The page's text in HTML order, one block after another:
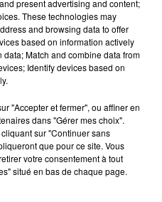
QUI GAGNE 100€
26
present advertising and content;
These technologies may
and browsing data to offer
based on information actively
Match and combine data from
Identify devices based on
"Accepter et fermer", ou affiner en
dans "Gérer mes choix".
sur "Continuer sans
que pour ce site. Vous
votre consentement à tout
situé en bas de chaque page.